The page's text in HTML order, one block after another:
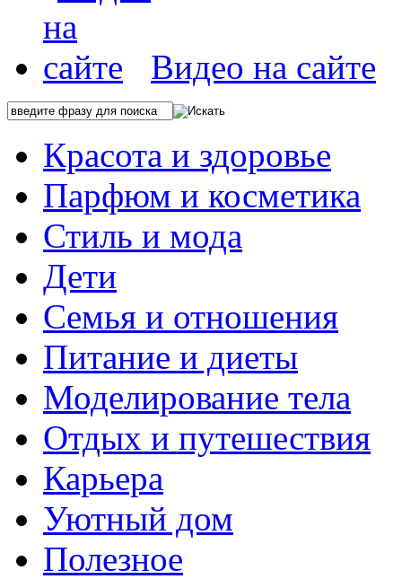
Видео на сайте
Красота и здоровье
Парфюм и косметика
Стиль и мода
Дети
Семья и отношения
Питание и диеты
Моделирование тела
Отдых и путешествия
Карьера
Уютный дом
Полезное